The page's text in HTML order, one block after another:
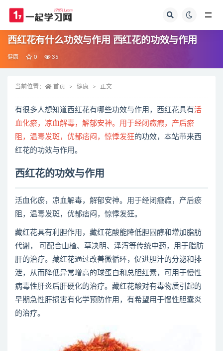
西红花有什么功效与作用 西红花的功效与作用
健康 0 35
当前位置： 首页 健康 正文
有很多人想知道西红花有哪些功效与作用，西红花具有活
血化瘀，凉血解毒，解郁安神。用于经闭癥瘕，产后瘀
阻，温毒发斑，优郁痞闷，惊悸发狂 的功效，本站带来西
红花的功效与作用。
西红花的功效与作用
活血化瘀，凉血解毒，解郁安神。用于经闭癥瘕，产后瘀
阻，温毒发斑，优郁痞闷，惊悸发狂。
藏红花具有利胆作用，藏红花酸能降低胆固醇和增加脂肪
代谢， 可配合山楂、草决明、泽泻等传统中药，用于脂肪
肝的治疗。藏红花通过改善微循环，促进胆汁的分泌和排
泄，从而降低异常增高的球蛋白和总胆红素，可用于慢性
病毒性肝炎后肝硬化的治疗。藏红花酸对有毒物质引起的
早期急性肝损害有化学预防作用，有希望用于慢性胆囊炎
的治疗。